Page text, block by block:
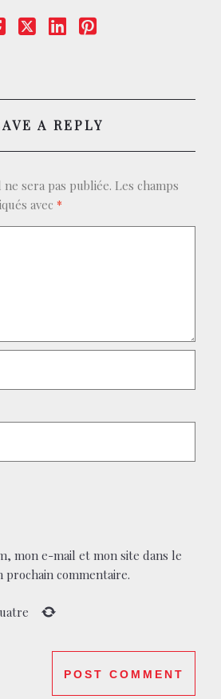
A REPLY
sera pas publiée. Les champs
avec *
mon e-mail et mon site dans le
commentaire.